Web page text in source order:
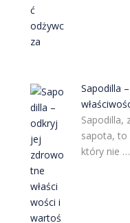
Sapodilla
Sapodilla,
sapota, to
który nie …